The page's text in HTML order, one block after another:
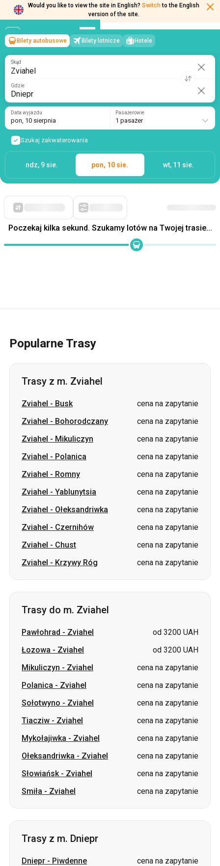
Would you like to view the site in English? Switch to the English
version of the site.
Zviahel→Dniepr
pon, 10 sierpnia/1 pasażer
Bilety autobusowe Bilety lotnicze Hotele
Skąd
Gdzie
Data wyjazdu
pon, 10 sierpnia
Pasażerowie
1 pasażer
Szukaj zakwaterowania
ndz, 9 sie. pon, 10 sie. wt, 11 sie.
Poczekaj kilka sekund. Szukamy lotów na Twojej trasie...
Popularne Trasy
Trasy z m. Zviahel
Zviahel - Busk
cena na zapytanie
Zviahel - Bohorodczany
cena na zapytanie
Zviahel - Mikuliczyn
cena na zapytanie
Zviahel - Polanica
cena na zapytanie
Zviahel - Romny
cena na zapytanie
Zviahel - Yablunytsia
cena na zapytanie
Zviahel - Ołeksandriwka
cena na zapytanie
Zviahel - Czernihów
cena na zapytanie
Zviahel - Chust
cena na zapytanie
Zviahel - Krzywy Róg cena na zapytanie
Trasy do m. Zviahel
Pawłohrad - Zviahel
od 3200 UAH
Łozowa - Zviahel
od 3200 UAH
Mikuliczyn - Zviahel
cena na zapytanie
Polanica - Zviahel
cena na zapytanie
Sołotwyno - Zviahel
cena na zapytanie
Tiacziw - Zviahel
cena na zapytanie
Mykołajiwka - Zviahel
cena na zapytanie
Ołeksandriwka - Zviahel
cena na zapytanie
Słowiańsk- Zviahel
cena na zapytanie
Smiła - Zviahel cena na zapytanie
Trasy z m. Dniepr
Dniepr - Piwdenne
cena na zapytanie